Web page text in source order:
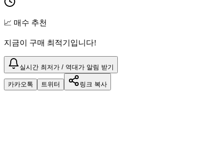
📈 매수 추천
지금이 구매 최적기입니다!
실시간 최저가 / 역대가 알림 받기
카카오톡 트위터 링크 복사